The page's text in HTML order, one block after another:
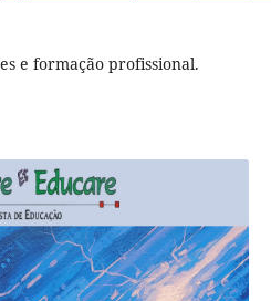
e formação profissional.